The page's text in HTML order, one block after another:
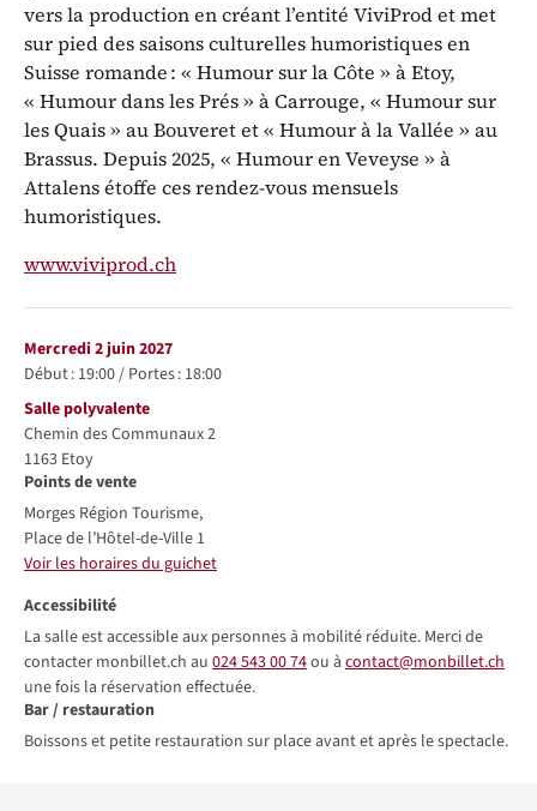
vers la production en créant l’entité ViviProd et met
sur pied des saisons culturelles humoristiques en
Suisse romande : « Humour sur la Côte » à Etoy,
« Humour dans les Prés » à Carrouge, « Humour sur
les Quais » au Bouveret et « Humour à la Vallée » au
Brassus. Depuis 2025, « Humour en Veveyse » à
Attalens étoffe ces rendez-vous mensuels
humoristiques.
www.viviprod.ch
mercredi 2 juin 2027
Début : 19:00/ Portes : 18:00
Lieu
Salle polyvalente
Chemin des Communaux 2
1163 Etoy
Points de vente
Morges Région Tourisme,
Place de l’Hôtel-de-Ville 1
Voir les horaires du guichet
Accessibilité
La salle est accessible aux personnes à mobilité réduite. Merci de
contacter monbillet.ch au 024 543 00 74ou à contact@monbillet.ch
une fois la réservation effectuée.
Bar / restauration
Boissons et petite restauration sur place avant et après le spectacle.